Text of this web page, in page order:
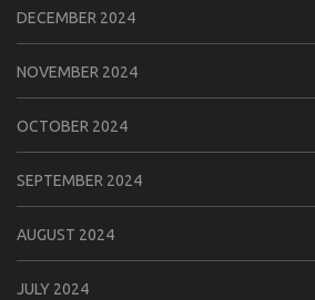
DECEMBER 2024
NOVEMBER 2024
OCTOBER 2024
SEPTEMBER 2024
AUGUST 2024
JULY 2024